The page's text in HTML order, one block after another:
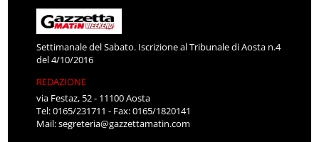
Settimanale del Sabato. Iscrizione al Tribunale di Aosta n.4
del 4/10/2016
REDAZIONE
via Festaz, 52 - 11100 Aosta
Tel: 0165/231711 - Fax: 0165/1820141
Mail:segreteria@gazzettamatin.com